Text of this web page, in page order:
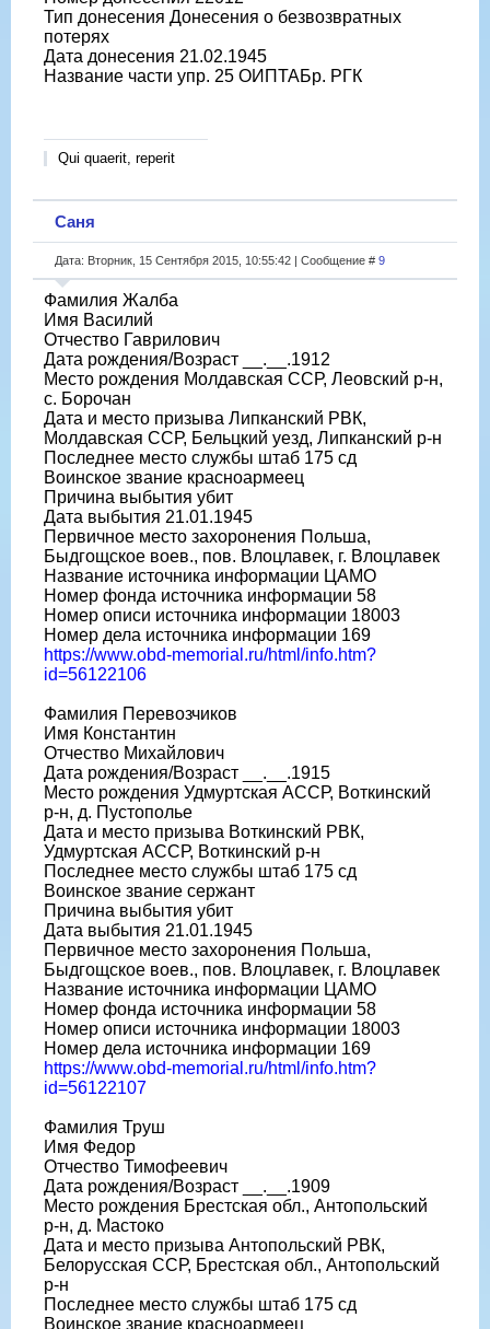
Тип донесения Донесения о безвозвратных
потерях
Дата донесения 21.02.1945
Название части упр. 25 ОИПТАБр. РГК
Qui quaerit, reperit
Саня
Дата: Вторник, 15 Сентября 2015, 10:55:42 | Сообщение # 9
Фамилия Жалба
Имя Василий
Отчество Гаврилович
Дата рождения/Возраст __.__.1912
Место рождения Молдавская ССР, Леовский р-н,
с. Борочан
Дата и место призыва Липканский РВК,
Молдавская ССР, Бельцкий уезд, Липканский р-н
Последнее место службы штаб 175 сд
Воинское звание красноармеец
Причина выбытия убит
Дата выбытия 21.01.1945
Первичное место захоронения Польша,
Быдгощское воев., пов. Влоцлавек, г. Влоцлавек
Название источника информации ЦАМО
Номер фонда источника информации 58
Номер описи источника информации 18003
Номер дела источника информации 169
https://www.obd-memorial.ru/html/info.htm?
id=56122106
Фамилия Перевозчиков
Имя Константин
Отчество Михайлович
Дата рождения/Возраст __.__.1915
Место рождения Удмуртская АССР, Воткинский
р-н, д. Пустополье
Дата и место призыва Воткинский РВК,
Удмуртская АССР, Воткинский р-н
Последнее место службы штаб 175 сд
Воинское звание сержант
Причина выбытия убит
Дата выбытия 21.01.1945
Первичное место захоронения Польша,
Быдгощское воев., пов. Влоцлавек, г. Влоцлавек
Название источника информации ЦАМО
Номер фонда источника информации 58
Номер описи источника информации 18003
Номер дела источника информации 169
https://www.obd-memorial.ru/html/info.htm?
id=56122107
Фамилия Труш
Имя Федор
Отчество Тимофеевич
Дата рождения/Возраст __.__.1909
Место рождения Брестская обл., Антопольский
р-н, д. Мастоко
Дата и место призыва Антопольский РВК,
Белорусская ССР, Брестская обл., Антопольский
р-н
Последнее место службы штаб 175 сд
Воинское звание красноармеец